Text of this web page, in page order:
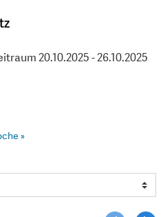
20.10.2025 - 26.10.2025
»